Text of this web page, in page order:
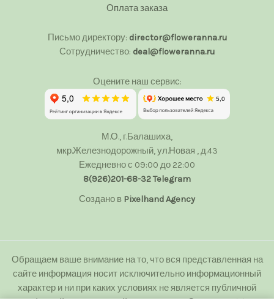
Оплата заказа
Письмо директору: director@floweranna.ru
Сотрудничество: deal@floweranna.ru
Оцените наш сервис:
М.О., г.Балашиха,
мкр.Железнодорожный, ул.Новая , д.43
Ежедневно с 09:00 до 22:00
8(926)201-68-32Telegram
Создано в Pixelhand Agency
Обращаем ваше внимание на то, что вся представленная на
сайте информация носит исключительно информационный
характер и ни при каких условиях не является публичной
офертой определяемой положениями Статьи 437(2)